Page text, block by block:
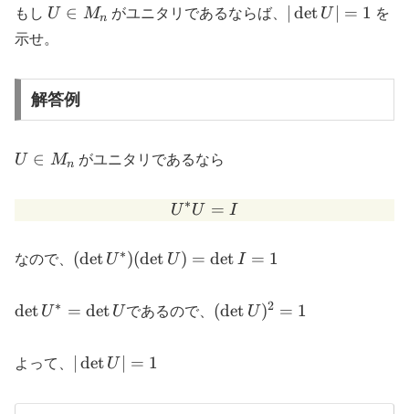
もし U
U ∈ Mn がユニタリであるならば、
|\det
det U = 1 を
示せ。
解答例
U
U ∈ Mn がユニタリであるなら
U^*U=I
U∗U = I
なので、 (\det
\det
\det
(det U∗)(det U) = det I = 1
\det
U
det U∗ = det Uであるので、 (\det
(det U)2 = 1
よって、
|\det
1
det U = 1